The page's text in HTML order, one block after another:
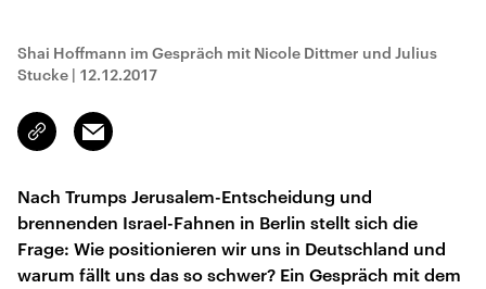
Shai Hoffmann im Gespräch mit Nicole Dittmer und Julius
Stucke | 12.12.2017
Link
kopieren/teilen
Email
Nach Trumps Jerusalem-Entscheidung und
brennenden Israel-Fahnen in Berlin stellt sich die
Frage: Wie positionieren wir uns in Deutschland und
warum fällt uns das so schwer? Ein Gespräch mit dem